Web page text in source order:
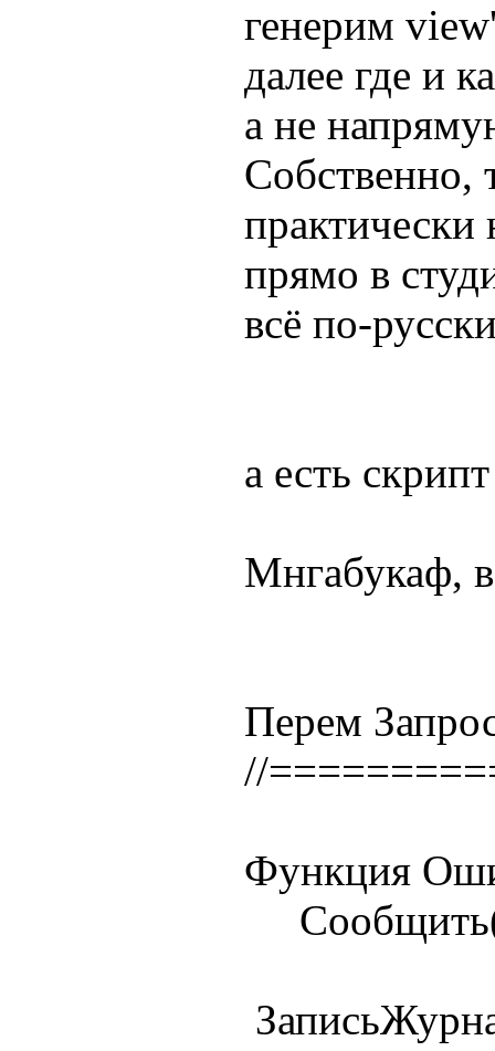
генерим
далее где и
а не
Собственно,
прямо в
всё по-
а есть
Мнгабукаф,
Перем
//
Функция